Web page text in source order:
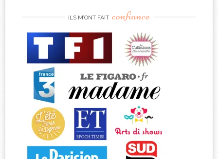
ILS M’ONT FAIT confiance